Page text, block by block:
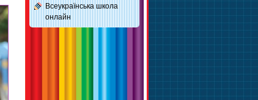
Всеукраїнська школа
онлайн